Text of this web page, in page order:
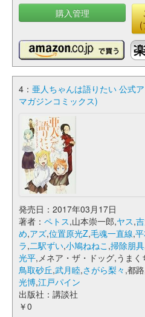
購入管理
(
4： 亜人ちゃんは語りたい 公式
マガジンコミックス)
発売日：2017年03月17日
著者： ペトス,山本崇一郎,ヤス,
め,アズ,位置原光Z,毛魂一直線,
ラ,二駅ずい,小鳩ねねこ ,掃除朋具
光平,メネア・ザ・ドッグ,うまく
鳥取砂丘,武月睦,さがら梨々 ,都
光博,江戸パイン
出版社：講談社
￥0